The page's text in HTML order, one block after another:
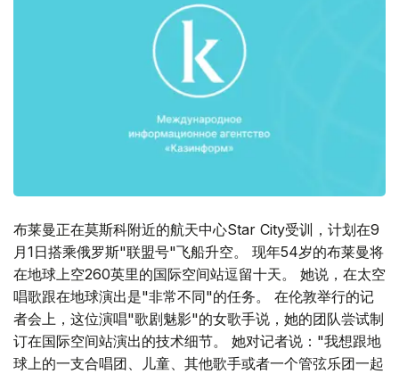
布莱曼正在莫斯科附近的航天中心Star City受训，计划在9
月1日搭乘俄罗斯"联盟号"飞船升空。 现年54岁的布莱曼将
在地球上空260英里的国际空间站逗留十天。 她说，在太空
唱歌跟在地球演出是"非常不同"的任务。 在伦敦举行的记
者会上，这位演唱"歌剧魅影"的女歌手说，她的团队尝试制
订在国际空间站演出的技术细节。 她对记者说："我想跟地
球上的一支合唱团、儿童、其他歌手或者一个管弦乐团一起